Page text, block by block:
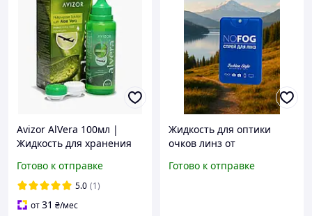
Avizor AlVera 100мл |
Жидкость для хранения
Раствор для контактных
линз
Готово к отправке
5.0 (1)
от31 ₴/мес
Жидкость для оптики
очков линз от
FOG Спрей 20 мл S009
Готово к отправке